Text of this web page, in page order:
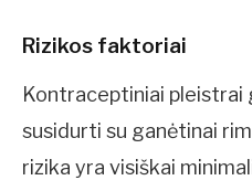
Rizikos faktoriai
Kontraceptiniai pleistrai
susidurti su ganėtinai
rizika yra visiškai